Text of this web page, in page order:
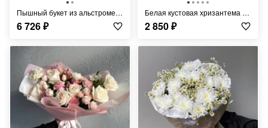
Пышный букет из альстромерии FT274
6 726₽
Белая кустовая хризантема FT329
2 850₽